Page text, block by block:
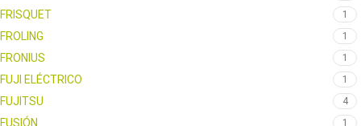
FRISQUET 1
FROLING 1
FRONIUS 1
FUJI ELÉCTRICO 1
FUJITSU 4
FUSIÓN 1